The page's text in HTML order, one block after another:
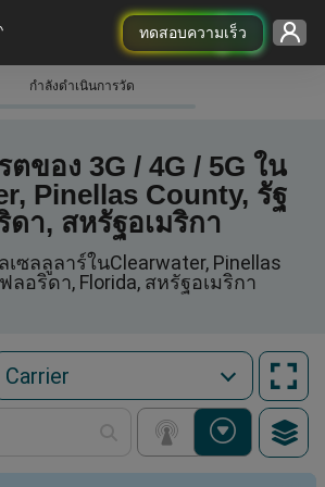
ทดสอบความเร็ว
กําลังดําเนินการวัด
ของ 3G / 4G / 5G ใน
Pinellas County, รัฐ
ดา, สหรัฐอเมริกา
ซลลูลาร์ในClearwater, Pinellas
ลอริดา, Florida, สหรัฐอเมริกา